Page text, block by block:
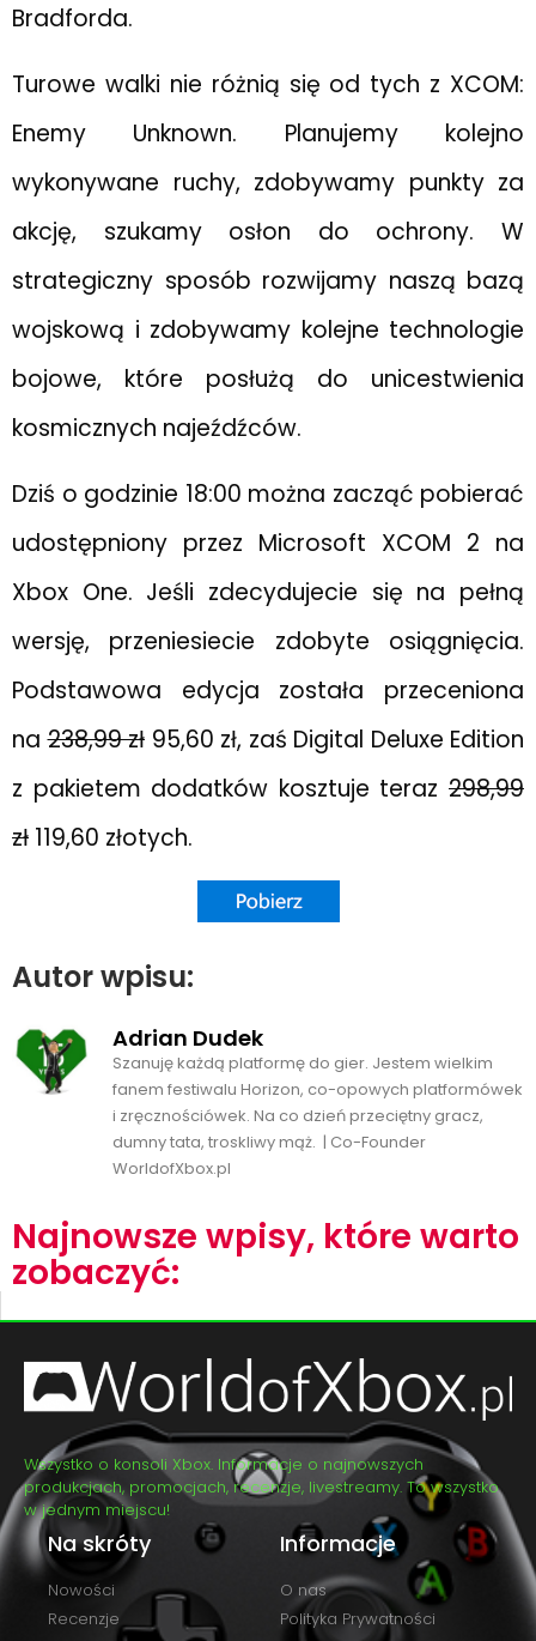
Bradforda.
Turowe walki nie różnią się od tych z XCOM:
Enemy Unknown. Planujemy kolejno
wykonywane ruchy, zdobywamy punkty za
akcję, szukamy osłon do ochrony. W
strategiczny sposób rozwijamy naszą bazą
wojskową i zdobywamy kolejne technologie
bojowe, które posłużą do unicestwienia
kosmicznych najeźdźców.
Dziś o godzinie 18:00 można zacząć pobierać
udostępniony przez Microsoft XCOM 2 na
Xbox One. Jeśli zdecydujecie się na pełną
wersję, przeniesiecie zdobyte osiągnięcia.
Podstawowa edycja została przeceniona
na238,99 zł 95,60 zł, zaś Digital Deluxe Edition
z pakietem dodatków kosztuje teraz 298,99
zł 119,60 złotych.
Autor wpisu:
Adrian Dudek
Szanuję każdą platformę do gier. Jestem wielkim
fanem festiwalu Horizon, co-opowych platformówek
i zręcznościówek. Na co dzień przeciętny gracz,
dumny tata, troskliwy mąż. | Co-Founder
WorldofXbox.pl
Najnowsze wpisy, które warto
zobaczyć:
Wszystko o konsoli Xbox. Informacje o najnowszych
produkcjach, promocjach, recenzje, livestreamy. To wszystko
w jednym miejscu!
Na skróty
Nowości
Recenzje
Informacje
O nas
Polityka Prywatności